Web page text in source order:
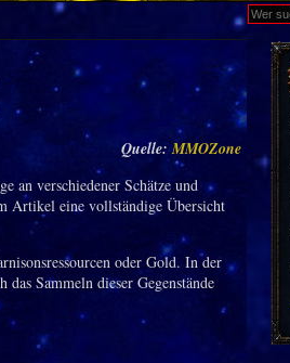
Quelle:MMOZone
an verschiedener Schätze und
Artikel eine vollständige Übersicht
oder Gold. In der
Sammeln dieser Gegenstände